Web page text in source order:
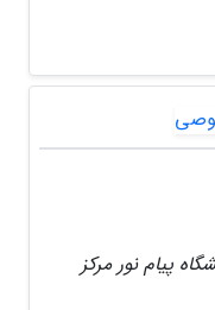
پیام نور مرکز